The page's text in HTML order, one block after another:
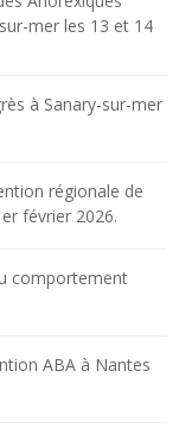
mer les 13 et 14
à Sanary-sur-mer
régionale de
février 2026.
comportement
ABA à Nantes